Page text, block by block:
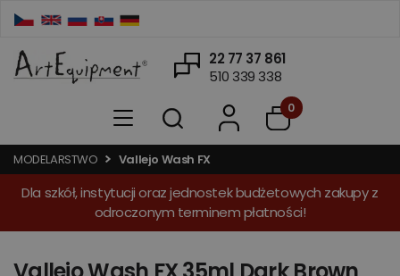
22 77 37 861
510 339 338
0
MODELARSTWO Vallejo Wash FX
Dla szkół, instytucji oraz jednostek budżetowych zakupy z
odroczonym terminem płatności!